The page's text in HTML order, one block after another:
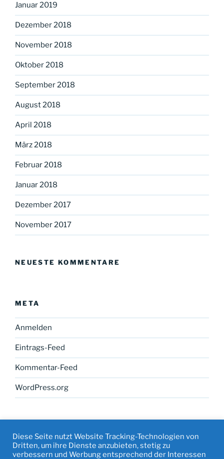
Januar 2019
Dezember 2018
November 2018
Oktober 2018
September 2018
August 2018
April 2018
März 2018
Februar 2018
Januar 2018
Dezember 2017
November 2017
NEUESTE KOMMENTARE
META
Anmelden
Eintrags-Feed
Kommentar-Feed
WordPress.org
FacebookInstagramMail Datenschutz
Diese Seite nutzt Website Tracking-Technologien von
Dritten, um ihre Dienste anzubieten, stetig zu
verbessern und Werbung entsprechend der Interessen